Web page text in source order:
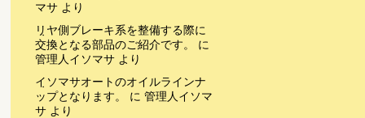
マサ より
リヤ側ブレーキ系を整備する際に
交換となる部品のご紹介です。
に
管理人イソマサ より
イソマサオートのオイルラインナ
ップとなります。
に 管理人イソマ
サ より